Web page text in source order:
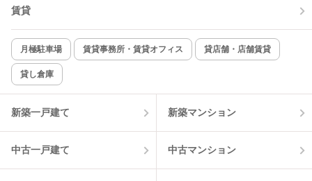
賃貸
月極駐車場 賃貸事務所・賃貸オフィス 貸店舗・店舗賃貸
貸し倉庫
新築一戸建て 新築マンション
中古一戸建て 中古マンション